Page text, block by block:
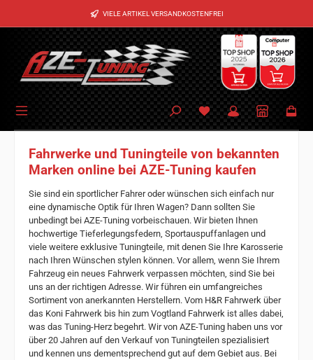
Zum Hauptinhalt springen VIELE ARTIKEL VERSANDKOSTENFREI
Fahrwerke und Tuningteile von bekannten
Marken online bei AZE-Tuning kaufen
Sie sind ein sportlicher Fahrer oder wünschen sich einfach nur
eine dynamische Optik für Ihren Wagen? Dann sollten Sie
unbedingt bei AZE-Tuning vorbeischauen. Wir bieten Ihnen
hochwertige Tieferlegungsfedern, Sportauspuffanlagen und
viele weitere exklusive Tuningteile, mit denen Sie Ihre Karosserie
nach Ihren Wünschen stylen können. Vor allem, wenn Sie Ihrem
Fahrzeug ein neues Fahrwerk verpassen möchten, sind Sie bei
uns an der richtigen Adresse. Wir führen ein umfangreiches
Sortiment von anerkannten Herstellern. Vom H&R Fahrwerk über
das Koni Fahrwerk bis hin zum Vogtland Fahrwerk ist alles dabei,
was das Tuning-Herz begehrt. Wir von AZE-Tuning haben uns vor
über 20 Jahren auf den Verkauf von Tuningteilen spezialisiert
und kennen uns dementsprechend gut auf dem Gebiet aus. Bei